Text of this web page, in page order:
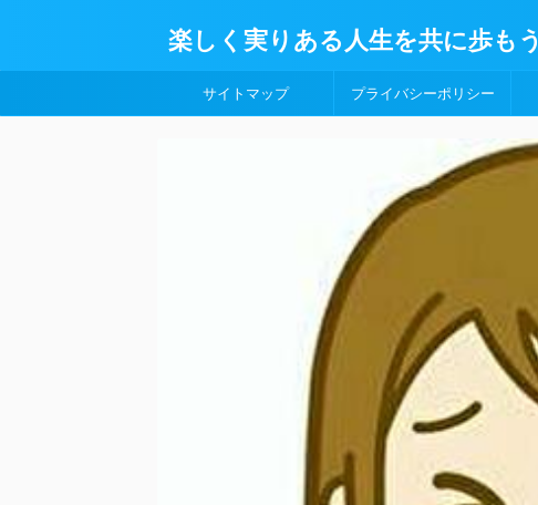
楽しく実りある人生を共に歩もう
サイトマップ プライバシーポリシー